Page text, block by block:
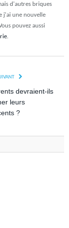
d'autres briques
j'ai une nouvelle
pouvez aussi
.
devraient-ils
leurs
?